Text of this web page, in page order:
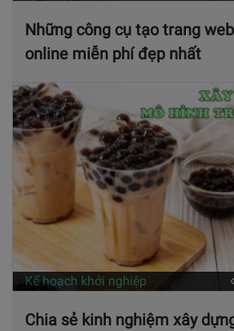
Những công cụ tạo trang
online miễn phí đẹp nhất
Kế hoạch khởi nghiệp
Chia sẻ kinh nghiệm xây